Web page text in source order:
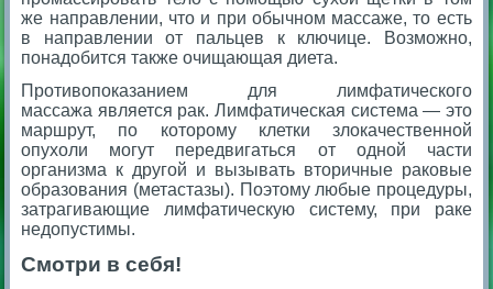
же направлении, что и при обычном массаже, то есть
в направлении от пальцев к ключице. Возможно,
понадобится также очищающая диета.
Противопоказанием для лимфатического
массажа является рак. Лимфатическая система — это
маршрут, по которому клетки злокачественной
опухоли могут передвигаться от одной части
организма к другой и вызывать вторичные раковые
образования (метастазы). Поэтому любые процедуры,
затрагивающие лимфатическую систему, при раке
недопустимы.
Смотри в себя!